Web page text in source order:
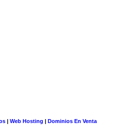
| Web Hosting | Dominios En Venta